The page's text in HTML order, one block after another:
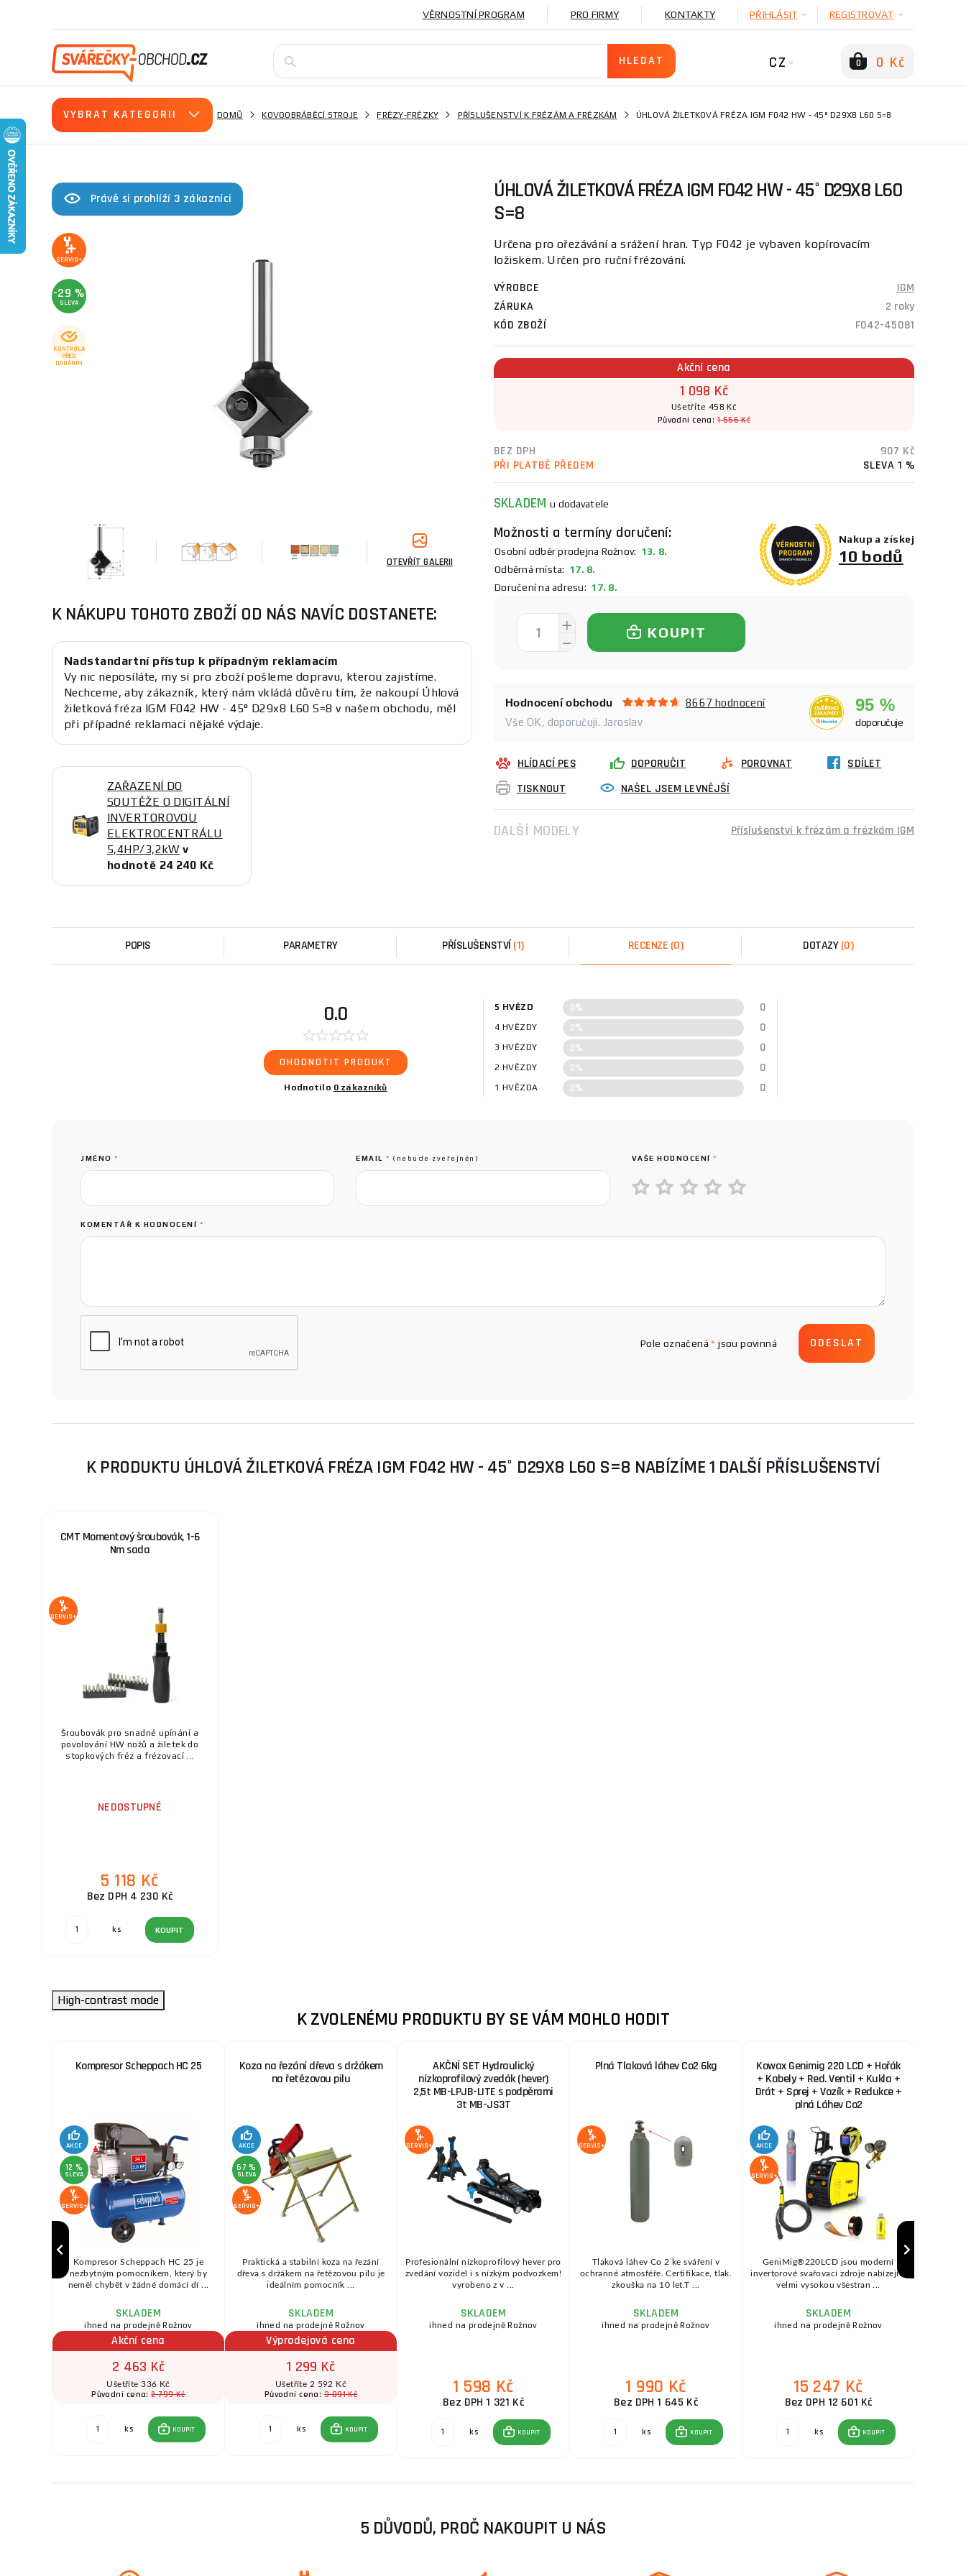
VĚRNOSTNÍ PROGRAM PRO FIRMY KONTAKTY PŘIHLÁSIT REGISTROVAT
CZ 0 0 Kč
VYBRAT KATEGORII DOMŮ KOVOOBRÁBĚCÍ STROJE FRÉZY-FRÉZKY PŘÍSLUŠENSTVÍ K FRÉZÁM A FRÉZKÁM ÚHLOVÁ ŽILETKOVÁ FRÉZA IGM F042 HW - 45° D29X8 L60 S=8
Právě si prohlíží 3 zákazníci
SERVIS+
-29 %
SLEVA
KONTROLA
PŘED
DODÁNÍM
OTEVŘÍT GALERII
K NÁKUPU TOHOTO ZBOŽÍ OD NÁS NAVÍC DOSTANETE:
Nadstandartní přístup k případným reklamacím
Vy nic neposíláte, my si pro zboží pošleme dopravu, kterou zajistíme.
Nechceme, aby zákazník, který nám vkládá důvěru tím, že nakoupí Úhlová
žiletková fréza IGM F042 HW - 45° D29x8 L60 S=8 v našem obchodu, měl
při případné reklamaci nějaké výdaje.
ZAŘAZENÍ DO
SOUTĚŽE O DIGITÁLNÍ
INVERTOROVOU
ELEKTROCENTRÁLU
5,4HP/3,2kW v
hodnotě 24 240 Kč
ÚHLOVÁ ŽILETKOVÁ FRÉZA IGM F042 HW - 45° D29X8 L60
S=8
Určena pro ořezávání a srážení hran. Typ F042 je vybaven kopírovacím
ložiskem. Určen pro ruční frézování.
VÝROBCE
IGM
ZÁRUKA
2 roky
KÓD ZBOŽÍ
F042-45081
Akční cena
1 098 Kč
Ušetříte 458 Kč
Původní cena:1 556 Kč
BEZ DPH
907 Kč
PŘI PLATBĚ PŘEDEM
SLEVA 1 %
SKLADEMu dodavatele
Možnosti a termíny doručení:
Osobní odběr prodejna Rožnov: 13. 8.
Odběrná místa: 17. 8.
Doručení na adresu: 17. 8.
Nakup a získej
10 bodů
KOUPIT
Hodnocení obchodu
8667 hodnocení
Vše OK, doporučuji. Jaroslav
95 %
doporučuje
HLÍDACÍ PES DOPORUČIT POROVNAT
SDÍLET
TISKNOUT
NAŠEL JSEM LEVNĚJŠÍ
DALŠÍ MODELY Příslušenství k frézám a frézkám IGM
POPIS PARAMETRY PŘÍSLUŠENSTVÍ(1) RECENZE (0) DOTAZY (0)
0.0
OHODNOTIT PRODUKT
Hodnotilo 0 zákazníků
5 HVĚZD 0% 0
4 HVĚZDY 0% 0
3 HVĚZDY 0% 0
2 HVĚZDY 0% 0
1 HVĚZDA 0% 0
JMÉNO * EMAIL* (nebude zveřejněn) VAŠE HODNOCENÍ*
KOMENTÁŘ K HODNOCENÍ *
Pole označená* jsou povinná
K PRODUKTU ÚHLOVÁ ŽILETKOVÁ FRÉZA IGM F042 HW - 45° D29X8 L60 S=8 NABÍZÍME 1 DALŠÍ PŘÍSLUŠENSTVÍ
CMT Momentový šroubovák, 1-6
Nm sada
SERVIS+
Šroubovák pro snadné upínání a
povolování HW nožů a žiletek do
stopkových fréz a frézovací ...
NEDOSTUPNÉ
5 118 Kč
Bez DPH 4 230 Kč
ks KOUPIT
High-contrast mode
K ZVOLENÉMU PRODUKTU BY SE VÁM MOHLO HODIT
Kompresor Scheppach HC 25
AKCE
12 %
SLEVA
SERVIS+
Kompresor Scheppach HC 25 je
nezbytným pomocníkem, který by
neměl chybět v žádné domácí dí ...
SKLADEM
ihned na prodejně Rožnov
Akční cena
2 463 Kč
Ušetříte 336 Kč
Původní cena:2 799 Kč
ks KOUPIT
Koza na řezání dřeva s držákem
na řetězovou pilu
AKCE
67 %
SLEVA
SERVIS+
Praktická a stabilní koza na řezání
dřeva s držákem na řetězovou pilu je
ideálním pomocník ...
SKLADEM
ihned na prodejně Rožnov
Výprodejová cena
1 299 Kč
Ušetříte 2 592 Kč
Původní cena:3 891 Kč
ks KOUPIT
AKČNÍ SET Hydraulický
nízkoprofilový zvedák (hever)
2,5t MB-LPJB-LITE s podpěrami
3t MB-JS3T
SERVIS+
Profesionální nízkoprofilový hever pro
zvedání vozidel i s nízkým podvozkem!
vyrobeno z v ...
SKLADEM
ihned na prodejně Rožnov
1 598 Kč
Bez DPH 1 321 Kč
ks KOUPIT
Plná Tlaková láhev Co2 6kg
SERVIS+
Tlaková láhev Co 2 ke sváření v
ochranné atmosféře. Certifikace, tlak.
zkouška na 10 let.T ...
SKLADEM
ihned na prodejně Rožnov
1 990 Kč
Bez DPH 1 645 Kč
ks KOUPIT
Kowax Genimig 220 LCD + Hořák
+ Kabely + Red. Ventil + Kukla +
Drát + Sprej + Vozík + Redukce +
plná Láhev Co2
AKCE
SERVIS+
GeniMig®220LCD jsou moderní
invertorové svařovací zdroje nabízející
velmi vysokou všestran ...
SKLADEM
ihned na prodejně Rožnov
15 247 Kč
Bez DPH 12 601 Kč
ks KOUPIT
5 DŮVODŮ, PROČ NAKOUPIT U NÁS